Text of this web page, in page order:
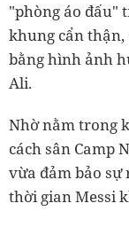
"phòng áo đấu"
khung cẩn
bằng hình ảnh
Ali.
Nhờ nằm trong
cách sân Camp
vừa đảm bảo
thời gian Messi